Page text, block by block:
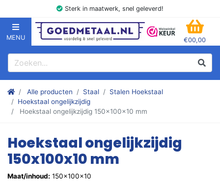
Sterk in maatwerk, snel geleverd!
MENU
GOEDMETAAL.NL
€00,00
Zoeken
Zoek
Stalen kokers, hoekstaal, Balk, Buizen Plat, Strippen, Plaat en
Alle producten Staal
Stalen Hoekstaal
Hoekstaal ongelijkzijdig
Hoekstaal ongelijkzijdig 150x100x10 mm
Hoekstaal ongelijkzijdig
150x100x10 mm
Maat/inhoud: 150x100x10